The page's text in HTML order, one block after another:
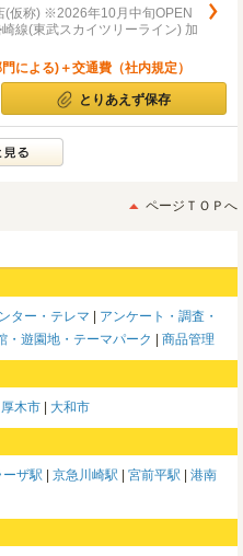
(仮称) ※2026年10月中旬OPEN
線(東武スカイツリーライン) 加
による)＋交通費（社内規定）
とりあえず保存
ページＴＯＰへ
ター・テレマ
アンケート・調査・
・遊園地・テーマパーク 商品管理
厚木市 大和市
ザ駅 京急川崎駅 宮前平駅
港南